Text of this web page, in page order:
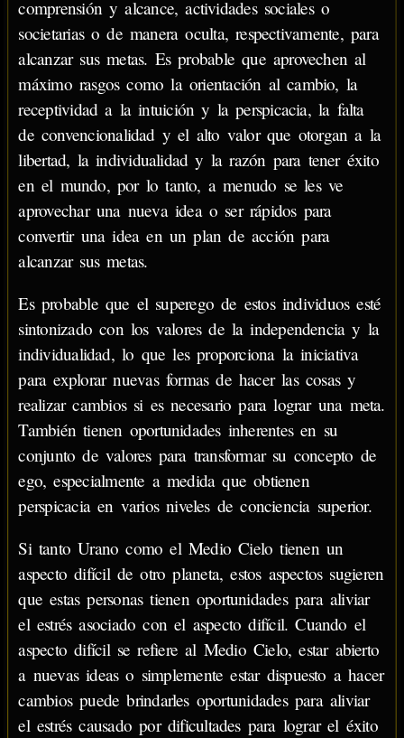
comprensión y alcance, actividades sociales o
societarias o de manera oculta, respectivamente, para
alcanzar sus metas. Es probable que aprovechen al
máximo rasgos como la orientación al cambio, la
receptividad a la intuición y la perspicacia, la falta
de convencionalidad y el alto valor que otorgan a la
libertad, la individualidad y la razón para tener éxito
en el mundo, por lo tanto, a menudo se les ve
aprovechar una nueva idea o ser rápidos para
convertir una idea en un plan de acción para
alcanzar sus metas.
Es probable que el superego de estos individuos esté
sintonizado con los valores de la independencia y la
individualidad, lo que les proporciona la iniciativa
para explorar nuevas formas de hacer las cosas y
realizar cambios si es necesario para lograr una meta.
También tienen oportunidades inherentes en su
conjunto de valores para transformar su concepto de
ego, especialmente a medida que obtienen
perspicacia en varios niveles de conciencia superior.
Si tanto Urano como el Medio Cielo tienen un
aspecto difícil de otro planeta, estos aspectos sugieren
que estas personas tienen oportunidades para aliviar
el estrés asociado con el aspecto difícil. Cuando el
aspecto difícil se refiere al Medio Cielo, estar abierto
a nuevas ideas o simplemente estar dispuesto a hacer
cambios puede brindarles oportunidades para aliviar
el estrés causado por dificultades para lograr el éxito